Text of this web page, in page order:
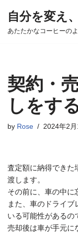
コ
ツ
へ
ス
キ
ッ
自分を変え
あたたかなコーヒーの
契約・
しをす
by Rose 2024年2月
査定額に納得できた
渡します。
その前に、車の中に
また、車のドライ
いる可能性があるの
売却後は車が手元に